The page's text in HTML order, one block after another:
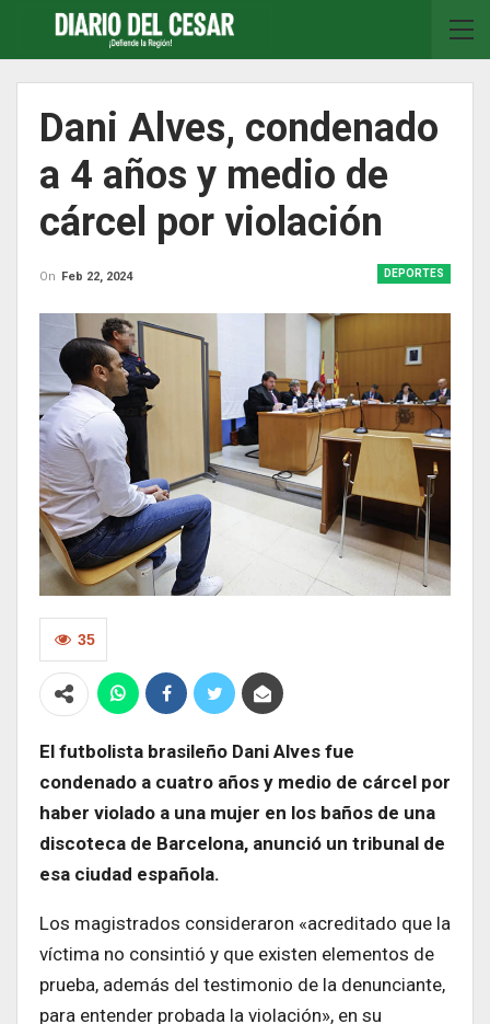
Dani Alves, condenado
a 4 años y medio de
cárcel por violación
DEPORTES
On Feb 22, 2024
35
El futbolista brasileño Dani Alves fue
condenado a cuatro años y medio de cárcel por
haber violado a una mujer en los baños de una
discoteca de Barcelona, anunció un tribunal de
esa ciudad española.
Los magistrados consideraron «acreditado que la
víctima no consintió y que existen elementos de
prueba, además del testimonio de la denunciante,
para entender probada la violación», en su